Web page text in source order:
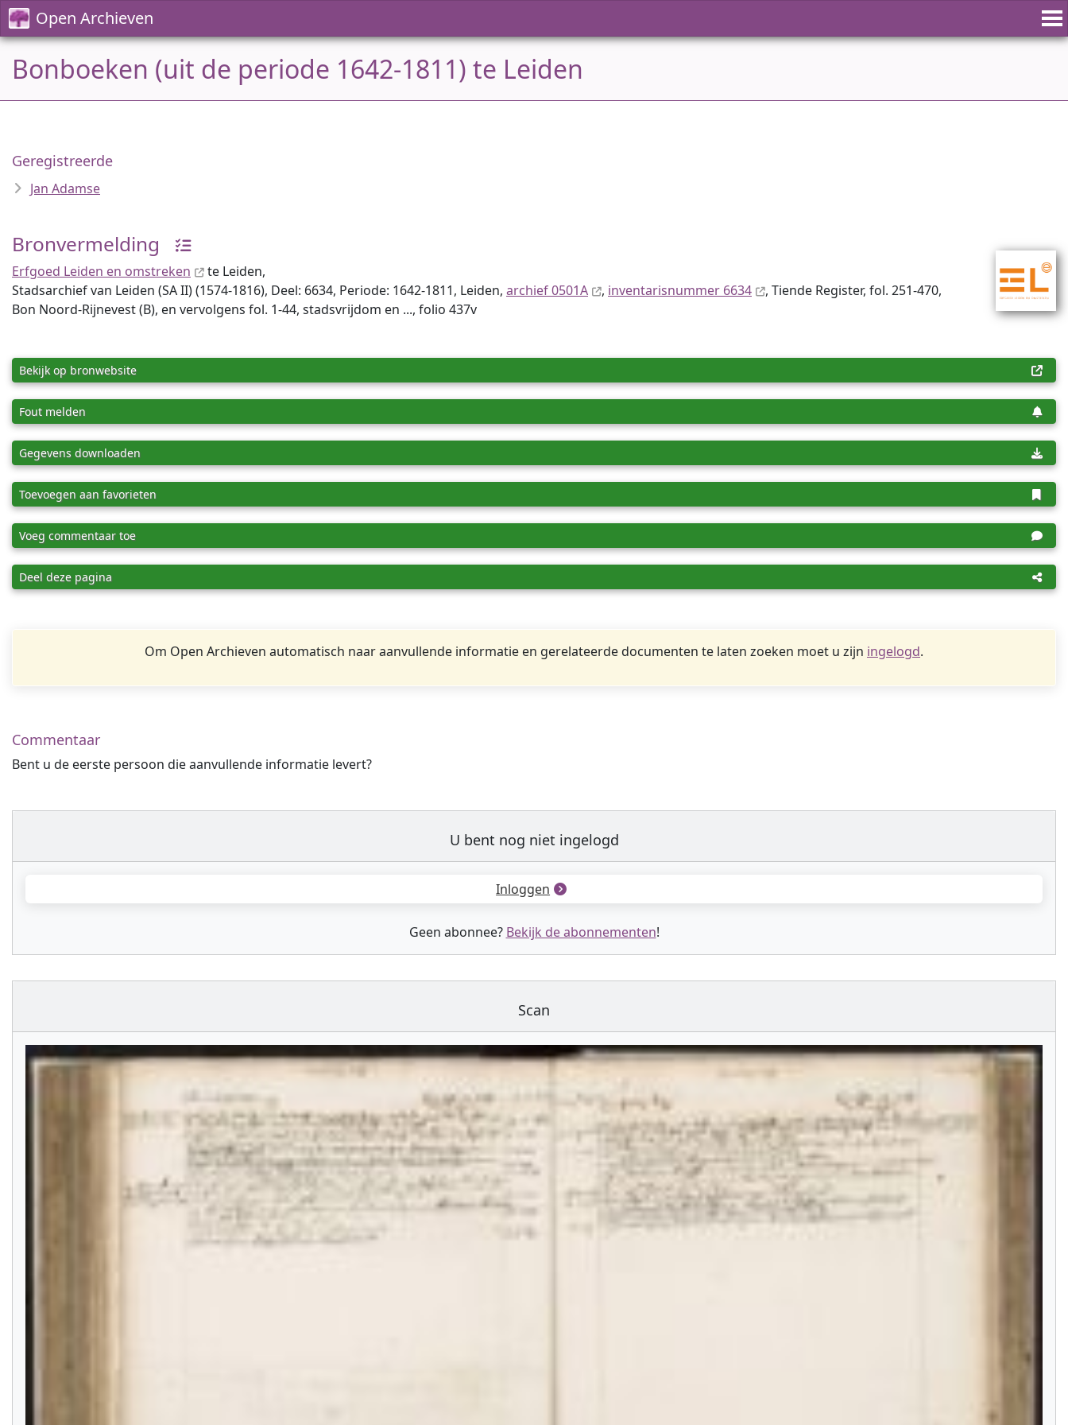
Open Archieven
Bonboeken (uit de periode 1642-1811) te Leiden
Geregistreerde
Jan Adamse
Bronvermelding
Erfgoed Leiden en omstreken
te Leiden,
Stadsarchief van Leiden (SA II) (1574-1816), Deel: 6634, Periode: 1642-1811, Leiden, archief 0501A , inventaris­num­mer 6634
, Tiende Register, fol. 251-470,
Bon Noord-Rijnevest (B), en vervolgens fol. 1-44, stadsvrijdom en ..., folio 437v
Bekijk op bronwebsite
Fout melden
Gegevens downloaden
Toevoegen aan favorieten
Voeg commentaar toe
Deel deze pagina
Om Open Archieven automatisch naar aanvullende informatie en gerelateerde documenten te laten zoeken moet u zijn ingelogd.
Commentaar
Bent u de eerste persoon die aanvullende informatie levert?
U bent nog niet ingelogd
Inloggen
Geen abonnee? Bekijk de abonnementen!
Scan